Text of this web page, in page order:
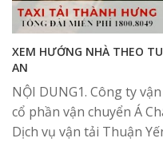
XEM HƯỚNG NHÀ THEO
AN
NỘI DUNG1. Công ty
cổ phần vận chuyển Á
Dịch vụ vận tải Thuận